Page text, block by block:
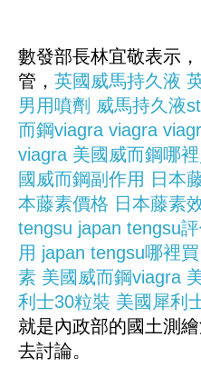
數發部長林宜敬表示
管， 英國威馬持久液
男用噴劑 威馬持久液
而鋼viagra viagra
viagra 美國威而鋼哪
國威而鋼副作用 日本
本藤素價格 日本藤素
tengsu japan tengsu
用 japan tengsu哪裡買
素 美國威而鋼viagra
利士30粒裝 美國犀利
就是內政部的國土測
去討論。